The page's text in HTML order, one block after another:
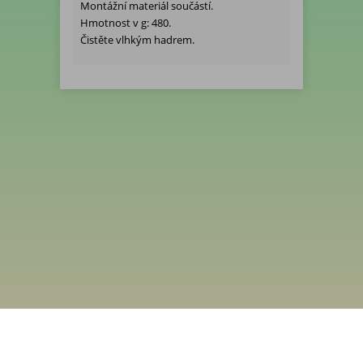
Montážní materiál součástí.
Hmotnost v g: 480.
Čistěte vlhkým hadrem.